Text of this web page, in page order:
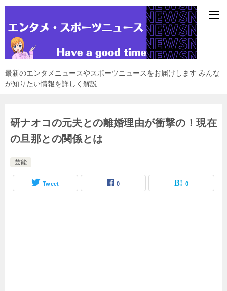
最新のエンタメニュースやスポーツニュースをお届けします みんな
が知りたい情報を詳しく解説
研ナオコの元夫との離婚理由が衝撃の！現在
の旦那との関係とは
芸能
Tweet 0 0